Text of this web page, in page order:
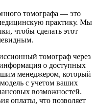
томографа — это
практику. Мы
чтобы сделать этот
томограф через
о доступных
менеджером, который
с учетом ваших
возможностей.
оплаты, что позволяет